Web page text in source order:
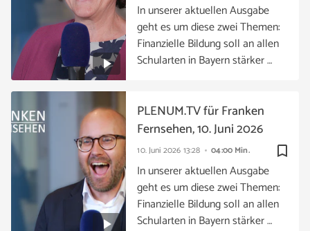
In unserer aktuellen Ausgabe
geht es um diese zwei Themen:
Finanzielle Bildung soll an allen
Schularten in Bayern stärker …
bookmark_border
10. Juni 2026 13:28 04:00 Min.
PLENUM.TV für Franken
Fernsehen, 10. Juni 2026
In unserer aktuellen Ausgabe
geht es um diese zwei Themen:
Finanzielle Bildung soll an allen
Schularten in Bayern stärker …